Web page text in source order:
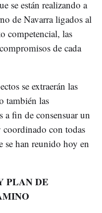
se están realizando a
de Navarra ligados al
competencial, las
de cada
se extraerán las
también las
fin de consensuar un
con todas
se han reunido hoy en
PLAN DE